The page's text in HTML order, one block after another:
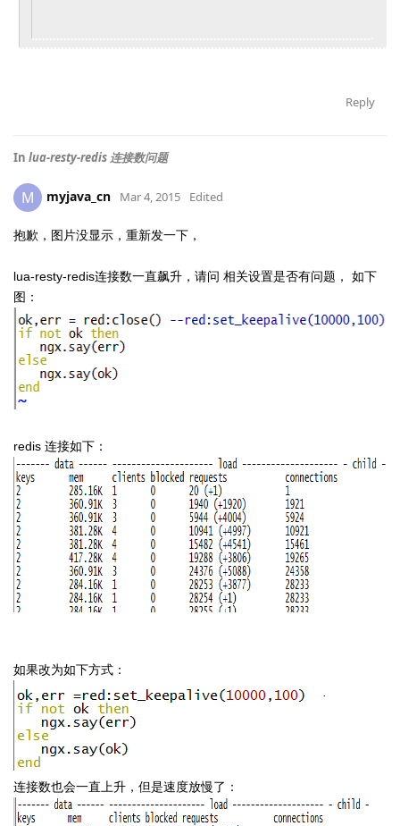
Reply
In lua-resty-redis 连接数问题
M myjava_cn Mar 4, 2015 Edited
抱歉，图片没显示，重新发一下，
lua-resty-redis连接数一直飙升，请问 相关设置是否有问题， 如下
图：
redis 连接如下：
如果改为如下方式：
连接数也会一直上升，但是速度放慢了：